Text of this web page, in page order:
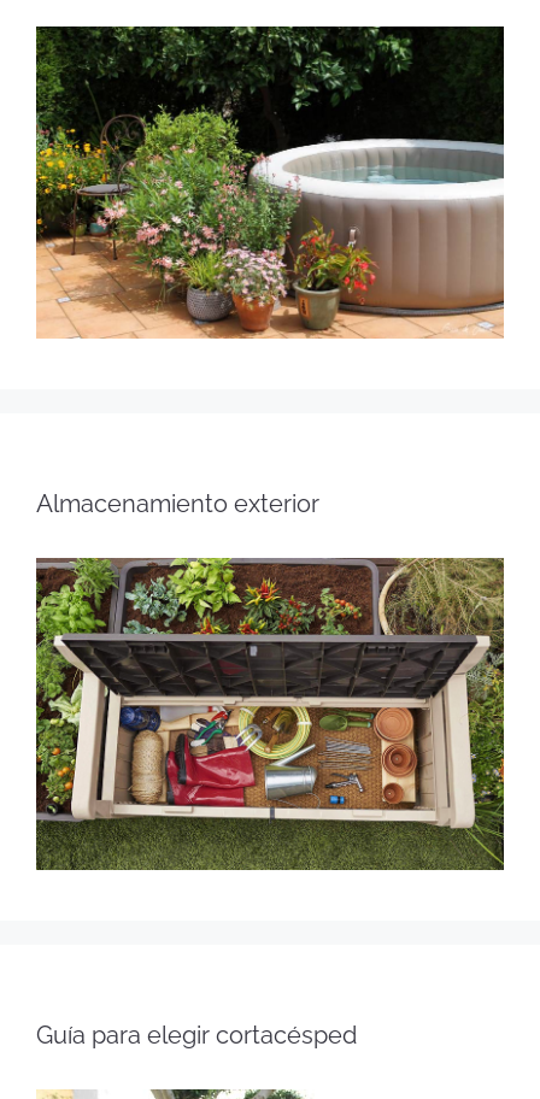
Almacenamiento exterior
Guía para elegir cortacésped